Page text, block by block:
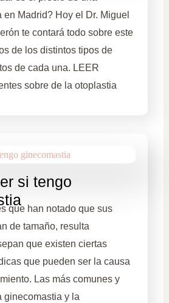
Madrid? Hoy el Dr. Miguel
te contará todo sobre este
de los distintos tipos de
de cada una. LEER
sobre de la otoplastia
si tengo
que han notado que sus
de tamaño, resulta
que existen ciertas
que pueden ser la causa
Las más comunes y
ginecomastia y la